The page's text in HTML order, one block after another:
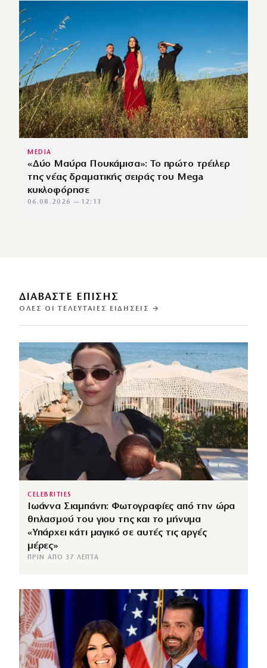
MEDIA
«Δύο Μαύρα Πουκάμισα»: Το πρώτο τρέιλερ
της νέας δραματικής σειράς του Mega
κυκλοφόρησε
06.08.2026 — 12:13
ΔΙΑΒΑΣΤΕ ΕΠΙΣΗΣ
ΌΛΕΣ ΟΙ ΤΕΛΕΥΤΑΊΕΣ ΕΙΔΉΣΕΙΣ →
CELEBRITIES
Ιωάννα Σιαμπάνη: Φωτογραφίες από την ώρα
θηλασμού του γιου της και το μήνυμα
«Υπάρχει κάτι μαγικό σε αυτές τις αργές
μέρες»
ΠΡΙΝ ΑΠΌ 37 ΛΕΠΤΆ